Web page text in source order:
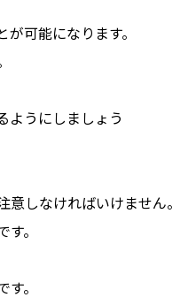
可能になります。
ようにしましょう
しなければいけません。
。
。